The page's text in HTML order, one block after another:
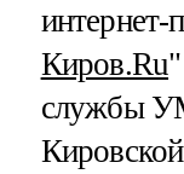
интернет-
Киров.Ru
службы